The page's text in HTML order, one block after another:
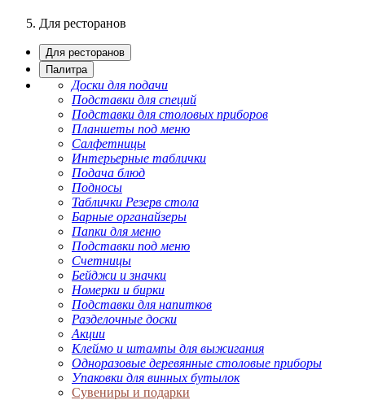
Для ресторанов
Для ресторанов
Палитра
Доски для подачи
Подставки для специй
Подставки для столовых приборов
Планшеты под меню
Салфетницы
Интерьерные таблички
Подача блюд
Подносы
Таблички Резерв стола
Барные органайзеры
Папки для меню
Подставки под меню
Счетницы
Бейджи и значки
Номерки и бирки
Подставки для напитков
Разделочные доски
Акции
Клеймо и штампы для выжигания
Одноразовые деревянные столовые приборы
Упаковки для винных бутылок
Сувениры и подарки